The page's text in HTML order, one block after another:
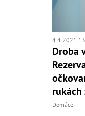
4.4.2021
Droba
rukách
Domáce